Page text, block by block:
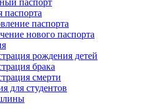
паспорт
паспорта
паспорта
нового паспорта
рождения детей
брака
смерти
для студентов